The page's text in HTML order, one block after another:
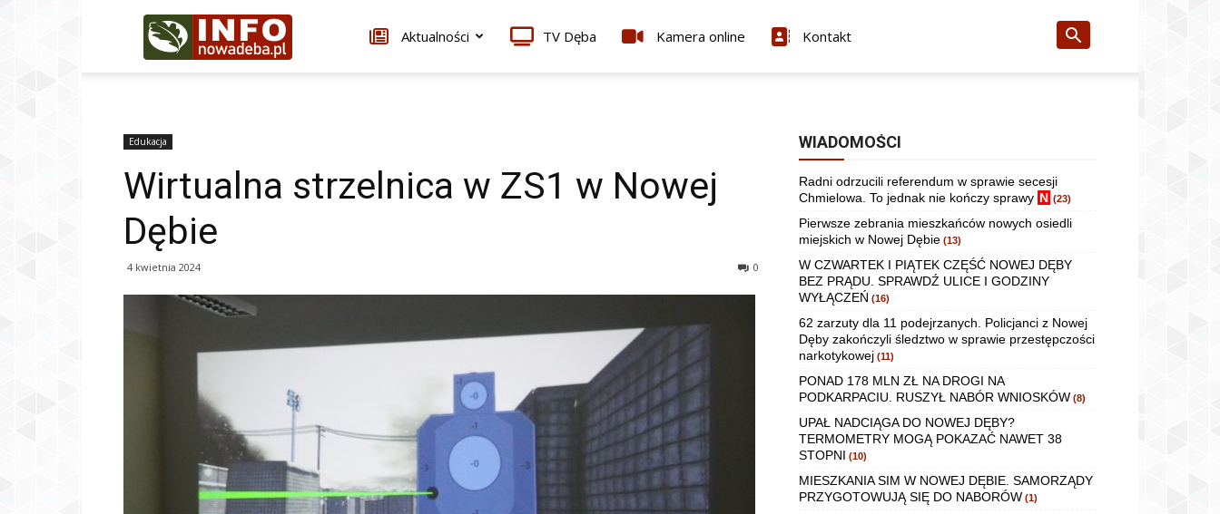
Infonowadeba.pl Aktualności TV Dęba Kamera online Kontakt
Edukacja
Wirtualna strzelnica w ZS1 w Nowej
Dębie
4 kwietnia 2024 0
WIADOMOŚCI
Radni odrzucili referendum w sprawie secesji
Chmielowa. To jednak nie kończy sprawy N (23)
Pierwsze zebrania mieszkańców nowych osiedli
miejskich w Nowej Dębie (13)
W CZWARTEK I PIĄTEK CZĘŚĆ NOWEJ DĘBY
BEZ PRĄDU. SPRAWDŹ ULICE I GODZINY
WYŁĄCZEŃ (16)
62 zarzuty dla 11 podejrzanych. Policjanci z Nowej
Dęby zakończyli śledztwo w sprawie przestępczości
narkotykowej (11)
PONAD 178 MLN ZŁ NA DROGI NA
PODKARPACIU. RUSZYŁ NABÓR WNIOSKÓW (8)
UPAŁ NADCIĄGA DO NOWEJ DĘBY?
TERMOMETRY MOGĄ POKAZAĆ NAWET 38
STOPNI (10)
MIESZKANIA SIM W NOWEJ DĘBIE. SAMORZĄDY
PRZYGOTOWUJĄ SIĘ DO NABORÓW (1)